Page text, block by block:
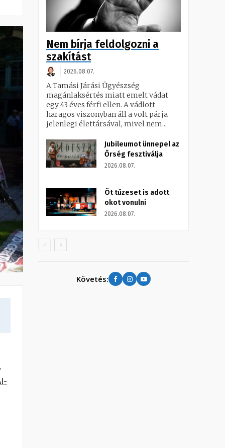
Nem bírja feldolgozni a
szakítást
2026.08.07.
A Tamási Járási Ügyészség
magánlaksértés miatt emelt vádat
egy 43 éves férfi ellen. A vádlott
haragos viszonyban áll a volt párja
jelenlegi élettársával, mivel nem...
Jubileumot ünnepel az
Őrség fesztiválja
2026.08.07.
Öt tűzeset is adott
okot vonulni
2026.08.07.
Követés: